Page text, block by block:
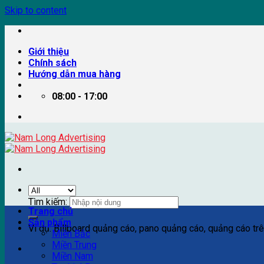
Skip to content
Giới thiệu
Chính sách
Hướng dẫn mua hàng
08:00 - 17:00
Tìm kiếm:
Ví dụ: Billboard quảng cáo, pano quảng cáo, quảng cáo
Trang chủ
Sản phẩm
Miền Bắc
Miền Trung
Miền Nam